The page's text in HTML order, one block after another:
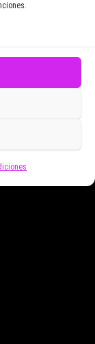
Magazine